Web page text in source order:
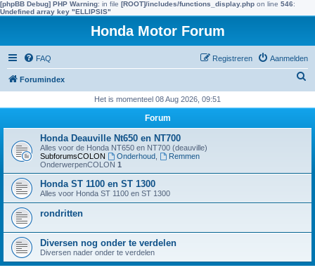
[phpBB Debug] PHP Warning: in file [ROOT]/includes/functions_display.php on line 546:
Undefined array key "ELLIPSIS"
Honda Motor Forum
FAQ Aanmelden
Registreren
Forumindex
k
Het is momenteel 08 Aug 2026, 09:51
Forum
Honda Deauville Nt650 en NT700
Alles voor de Honda NT650 en NT700 (deauville)
SubforumsCOLON
Onderhoud,
Remmen
OnderwerpenCOLON 1
Honda ST 1100 en ST 1300
Alles voor Honda ST 1100 en ST 1300
rondritten
Diversen nog onder te verdelen
Diversen nader onder te verdelen